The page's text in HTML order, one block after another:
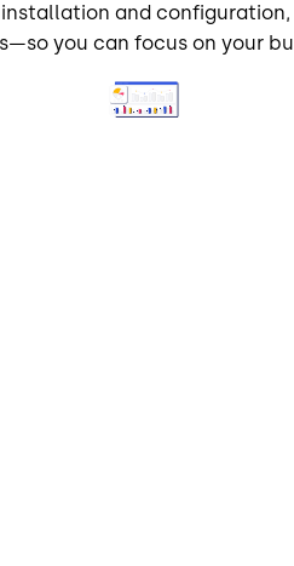
and
you can focus on your